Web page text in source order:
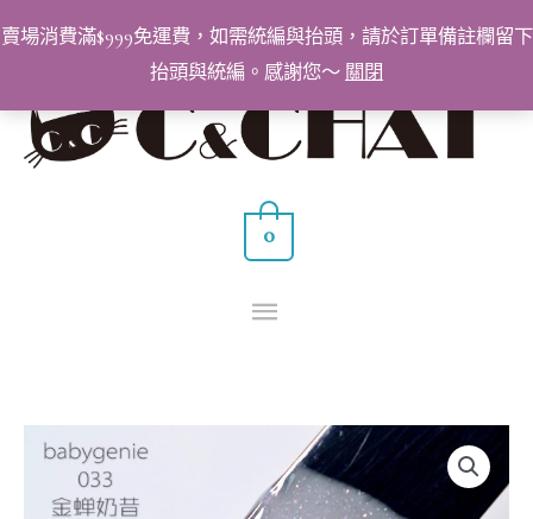
賣場消費滿$999免運費，如需統編與抬頭，請於訂單備註欄留下
抬頭與統編。感謝您～ 關閉
至
要
選
0
BabyGenie